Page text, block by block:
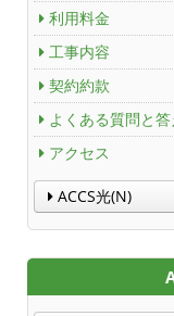
利用料金
工事内容
契約約款
よくある質問と答
アクセス
ACCS光(N)
Service
Channel Table
ACCSTV
ACCSnet
Cable-plus